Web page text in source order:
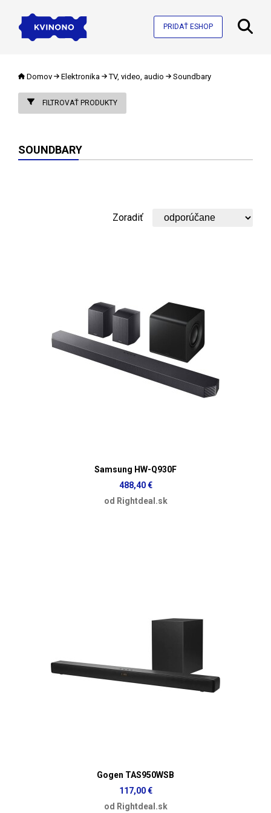
PRIDAŤ ESHOP
Domov Elektronika TV, video, audio Soundbary
FILTROVAŤ PRODUKTY
SOUNDBARY
Zoradiť
Samsung HW-Q930F
488,40 €
od Rightdeal.sk
Gogen TAS950WSB
117,00 €
od Rightdeal.sk